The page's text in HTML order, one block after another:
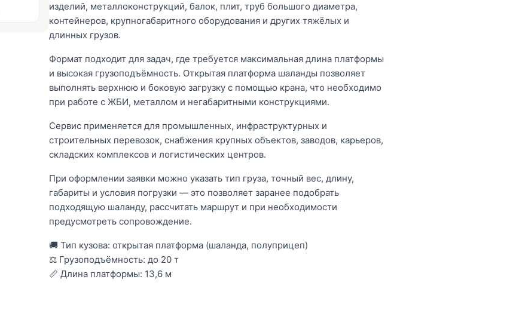
изделий, металлоконструкций, балок, плит, труб большого диаметра,
контейнеров, крупногабаритного оборудования и других тяжёлых и
длинных грузов.
Формат подходит для задач, где требуется максимальная длина платформы
и высокая грузоподъёмность. Открытая платформа шаланды позволяет
выполнять верхнюю и боковую загрузку с помощью крана, что необходимо
при работе с ЖБИ, металлом и негабаритными конструкциями.
Сервис применяется для промышленных, инфраструктурных и
строительных перевозок, снабжения крупных объектов, заводов, карьеров,
складских комплексов и логистических центров.
При оформлении заявки можно указать тип груза, точный вес, длину,
габариты и условия погрузки — это позволяет заранее подобрать
подходящую шаланду, рассчитать маршрут и при необходимости
предусмотреть сопровождение.
🚚 Тип кузова: открытая платформа (шаланда, полуприцеп)
⚖ Грузоподъёмность: до 20 т
📏 Длина платформы: 13,6 м